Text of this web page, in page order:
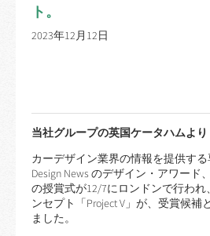
ト。
2023年12月12日
当社グループの英国ケータハムより
カーデザイン業界の情報を提供す
Design News のデザイン・アワード
の授賞式が12/7にロンドンで行われ
ンセプト「Project V」が、受賞候補
ました。